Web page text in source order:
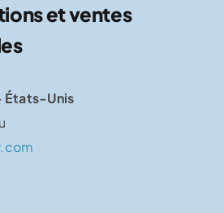
et ventes
États-Unis